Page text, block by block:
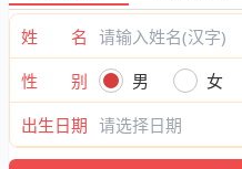
姓 名
性 别
男
女
出生日期